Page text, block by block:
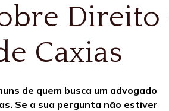
Caxias
de quem busca um advogado
Se a sua pergunta não estiver